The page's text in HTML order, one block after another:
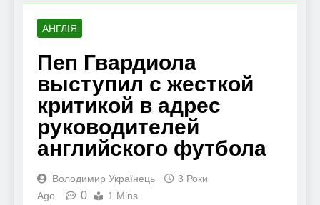
АНГЛІЯ
Пеп Гвардиола
выступил с жесткой
критикой в адрес
руководителей
английского футбола
Володимир Українець
3 Роки
Ago
0 1 Mins